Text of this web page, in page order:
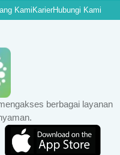
KamiKarierHubungi Kami
berbagai layanan